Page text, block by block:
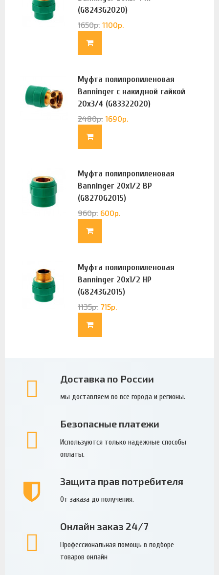
(G8243G2020)
1650р. 1100р.
Муфта полипропиленовая
Banninger с накидной гайкой
20х3/4 (G83322020)
2480р. 1690р.
Муфта полипропиленовая
Banninger 20х1/2 ВР
(G8270G2015)
960р. 600р.
Муфта полипропиленовая
Banninger 20х1/2 НР
(G8243G2015)
1135р. 715р.
Доставка по России
мы доставляем во все города и регионы.
Безопасные платежи
Используются только надежные способы
оплаты.
Защита прав потребителя
От заказа до получения.
Онлайн заказ 24/7
Профессиональная помощь в подборе
товаров онлайн